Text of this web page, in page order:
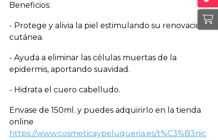
Beneficios:
- Protege y alivia la piel estimulando su renovación
cutánea.
- Ayuda a eliminar las células muertas de la
epidermis, aportando suavidad.
- Hidrata el cuero cabelludo.
Envase de 150ml. y puedes adquirirlo en la tienda
online
https://www.cosmeticaypeluqueria.es/t%C3%B3nic